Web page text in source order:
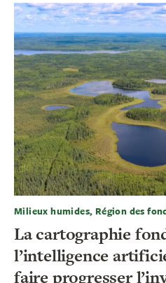
Milieux humides, Région des
La cartographie
l’intelligence
faire progresser